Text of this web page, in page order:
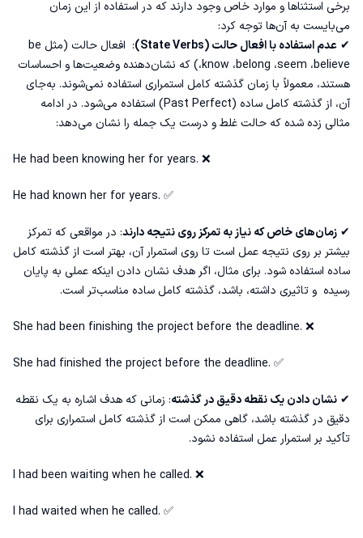
برخی استثناها و موارد خاص وجود دارند که در استفاده از این زمان
می‌بایست به آن‌ها توجه کرد:
✔ عدم استفاده با افعال حالت (State Verbs)
: افعال حالت (مثل be
،know ،belong ،seem ،believe) که نشان‌دهنده وضعیت‌ها و احساسات
هستند، معمولاً با زمان گذشته کامل استمراری استفاده نمی‌شوند. به‌جای
آن، از گذشته کامل
ساده (Past Perfect) استفاده می‌شود. در ادامه
مثالی زده شده که حالت غلط و درست یک جمله را نشان می‌دهد:
He had been knowing her for years. ❌
He had known her for years. ✅
✔ زمان‌های خاص که نیاز به تمرکز روی نتیجه دارند: در مواقعی که تمرکز
بیشتر بر روی نتیجه عمل است تا روی استمرار آن، بهتر است از گذشته کامل
ساده استفاده شود. برای مثال، اگر هدف نشان دادن اینکه عملی به پایان
رسیده و تاثیری داشته، باشد، گذشته کامل ساده مناسب‌تر است.
She had been finishing the project before the deadline. ❌
She had finished the project before the deadline. ✅
✔ نشان دادن یک نقطه دقیق در گذشته: زمانی که هدف اشاره به یک نقطه
دقیق در گذشته باشد، گاهی ممکن است از گذشته کامل استمراری برای
تأکید بر استمرار عمل استفاده نشود.
I had been waiting when he called. ❌
I had waited when he called. ✅